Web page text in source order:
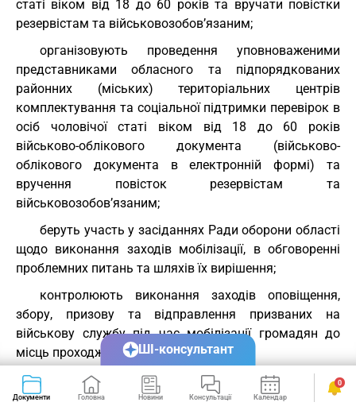
статі віком від 18 до 60 років та вручати повістки
резервістам та військовозобов’язаним;
організовують проведення уповноваженими
представниками обласного та підпорядкованих
районних (міських) територіальних центрів
комплектування та соціальної підтримки перевірок в
осіб чоловічої статі віком від 18 до 60 років
військово-облікового документа (військово-
облікового документа в електронній формі) та
вручення повісток резервістам та
військовозобов’язаним;
беруть участь у засіданнях Ради оборони області
щодо виконання заходів мобілізації, в обговоренні
проблемних питань та шляхів їх вирішення;
контролюють виконання заходів оповіщення,
збору, призову та відправлення призваних на
військову службу під час мобілізації громадян до
місць проходження військової служби;
інформують керівництво обласної, Київської та
Севастопольської міської держадміністрації
Документи Головна Новини Консультації Календар Сервіси
0
ШІ-консультант